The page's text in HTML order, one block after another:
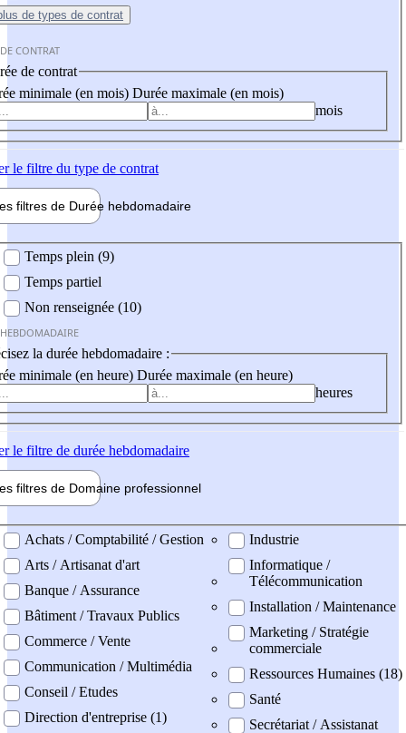
de types de contrat
CONTRAT
de contrat
minimale (en mois) Durée maximale (en mois)
mois
le filtre du type de contrat
filtres de Durée hebdomadaire
Temps plein (9)
Temps partiel
Non renseignée (10)
la durée hebdomadaire :
minimale (en heure) Durée maximale (en heure)
heures
le filtre de durée hebdomadaire
filtres de Domaine professionnel
professionel
Achats / Comptabilité / Gestion
Arts / Artisanat d'art
Banque / Assurance
Bâtiment / Travaux Publics
Commerce / Vente
Communication / Multimédia
Conseil / Etudes
Direction d'entreprise (1)
Industrie
Informatique /
Télécommunication
Installation / Maintenance
Marketing / Stratégie
commerciale
Ressources Humaines (18)
Santé
Secrétariat / Assistanat